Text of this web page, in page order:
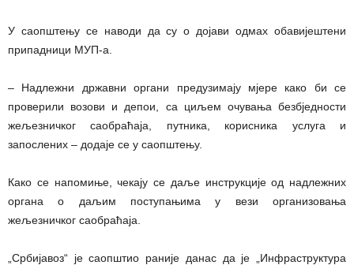
У саопштењу се наводи да су о дојави одмах обавијештени
припадници МУП-а.
– Надлежни државни органи предузимају мјере како би се
проверили возови и депои, са циљем очувања безбједности
жељезничког саобраћаја, путника, корисника услуга и
запослених – додаје се у саопштењу.
Како се напомиње, чекају се даље инструкције од надлежних
органа о даљим поступањима у вези организовања
жељезничког саобраћаја.
„Србијавоз“ је саопштио раније данас да је „Инфраструктура